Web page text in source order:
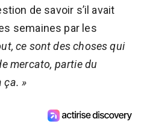
de savoir s’il avait
semaines par les
ce sont des choses qui
mercato, partie du
ça. »